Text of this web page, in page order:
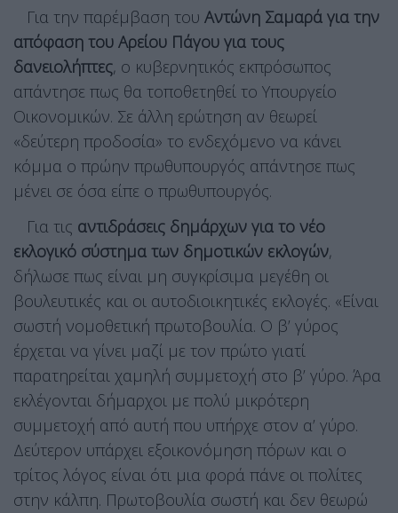
Για την παρέμβαση του Αντώνη Σαμαρά για την
απόφαση του Αρείου Πάγου για τους
δανειολήπτες, ο κυβερνητικός εκπρόσωπος
απάντησε πως θα τοποθετηθεί το Υπουργείο
Οικονομικών. Σε άλλη ερώτηση αν θεωρεί
«δεύτερη προδοσία» το ενδεχόμενο να κάνει
κόμμα ο πρώην πρωθυπουργός απάντησε πως
μένει σε όσα είπε ο πρωθυπουργός.
Για τις αντιδράσεις δημάρχων για το νέο
εκλογικό σύστημα των δημοτικών εκλογών,
δήλωσε πως είναι μη συγκρίσιμα μεγέθη οι
βουλευτικές και οι αυτοδιοικητικές εκλογές. «Είναι
σωστή νομοθετική πρωτοβουλία. Ο β’ γύρος
έρχεται να γίνει μαζί με τον πρώτο γιατί
παρατηρείται χαμηλή συμμετοχή στο β’ γύρο. Άρα
εκλέγονται δήμαρχοι με πολύ μικρότερη
συμμετοχή από αυτή που υπήρχε στον α’ γύρο.
Δεύτερον υπάρχει εξοικονόμηση πόρων και ο
τρίτος λόγος είναι ότι μια φορά πάνε οι πολίτες
στην κάλπη. Πρωτοβουλία σωστή και δεν θεωρώ